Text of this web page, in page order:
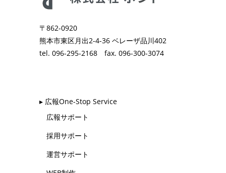
〒862-0920
熊本市東区月出2-4-36 ベレーザ品川402
tel. 096-295-2168 fax. 096-300-3074
▸ 広報One-Stop Service
広報サポート
採用サポート
運営サポート